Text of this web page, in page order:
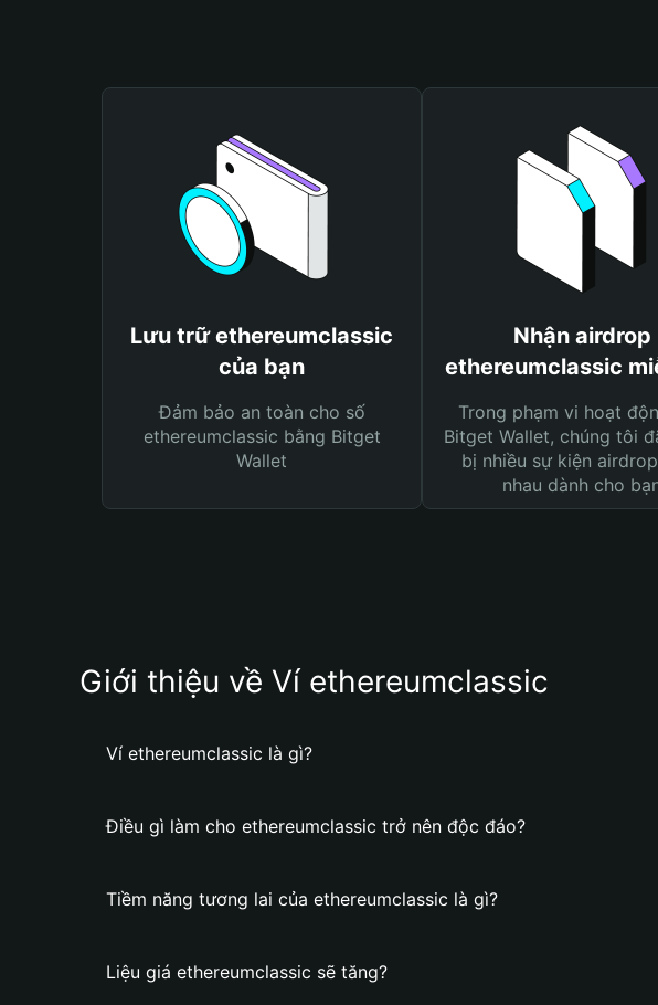
Lưu trữ ethereumclassic
của bạn
Đảm bảo an toàn cho số
ethereumclassic bằng Bitget
Wallet
Nhận airdrop
ethereumclassic
Trong phạm vi hoạt
Bitget Wallet, chúng tôi
bị nhiều sự kiện
nhau dành cho
Giới thiệu về Ví ethereumclassic
Ví ethereumclassic là gì?
Điều gì làm cho ethereumclassic trở nên độc đáo?
Tiềm năng tương lai của ethereumclassic là gì?
Liệu giá ethereumclassic sẽ tăng?